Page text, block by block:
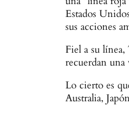
Estados
sus acciones
Fiel a su
recuerdan una
Lo cierto es
Australia,